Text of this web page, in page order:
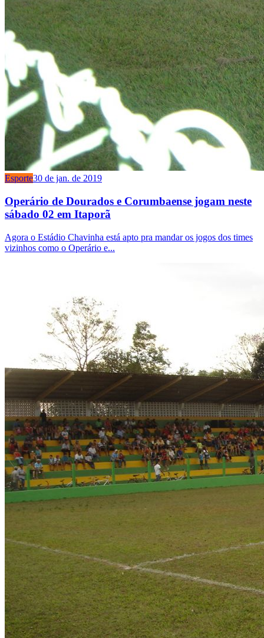
Esporte30 de jan. de 2019
Operário de Dourados e Corumbaense jogam neste
sábado 02 em Itaporã
Agora o Estádio Chavinha está apto pra mandar os jogos dos times
vizinhos como o Operário e...